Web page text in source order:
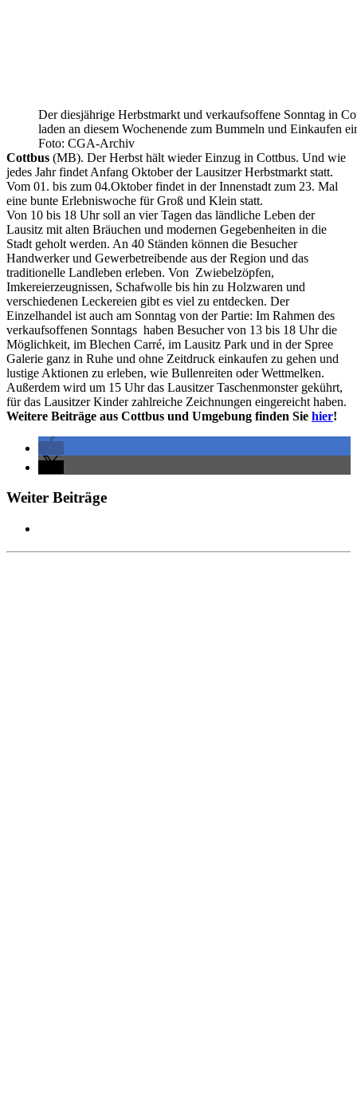
Der diesjährige Herbstmarkt und verkaufsoffene Sonntag in
laden an diesem Wochenende zum Bummeln und Einkaufen
Foto: CGA-Archiv
Cottbus (MB). Der Herbst hält wieder Einzug in Cottbus. Und wie
jedes Jahr findet Anfang Oktober der Lausitzer Herbstmarkt statt.
Vom 01. bis zum 04.Oktober findet in der Innenstadt zum 23. Mal
eine bunte Erlebniswoche für Groß und Klein statt.
Von 10 bis 18 Uhr soll an vier Tagen das ländliche Leben der
Lausitz mit alten Bräuchen und modernen Gegebenheiten in die
Stadt geholt werden. An 40 Ständen können die Besucher
Handwerker und Gewerbetreibende aus der Region und das
traditionelle Landleben erleben. Von Zwiebelzöpfen,
Imkereierzeugnissen, Schafwolle bis hin zu Holzwaren und
verschiedenen Leckereien gibt es viel zu entdecken. Der
Einzelhandel ist auch am Sonntag von der Partie: Im Rahmen des
verkaufsoffenen Sonntags haben Besucher von 13 bis 18 Uhr die
Möglichkeit, im Blechen Carré, im Lausitz Park und in der Spree
Galerie ganz in Ruhe und ohne Zeitdruck einkaufen zu gehen und
lustige Aktionen zu erleben, wie Bullenreiten oder Wettmelken.
Außerdem wird um 15 Uhr das Lausitzer Taschenmonster gekührt,
für das Lausitzer Kinder zahlreiche Zeichnungen eingereicht haben.
Weitere Beiträge aus Cottbus und Umgebung finden Sie hier!
Weiter Beiträge